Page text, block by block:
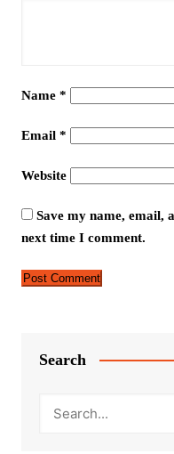
Name *
Email *
Website
Save my name, email,
next time I comment.
Search